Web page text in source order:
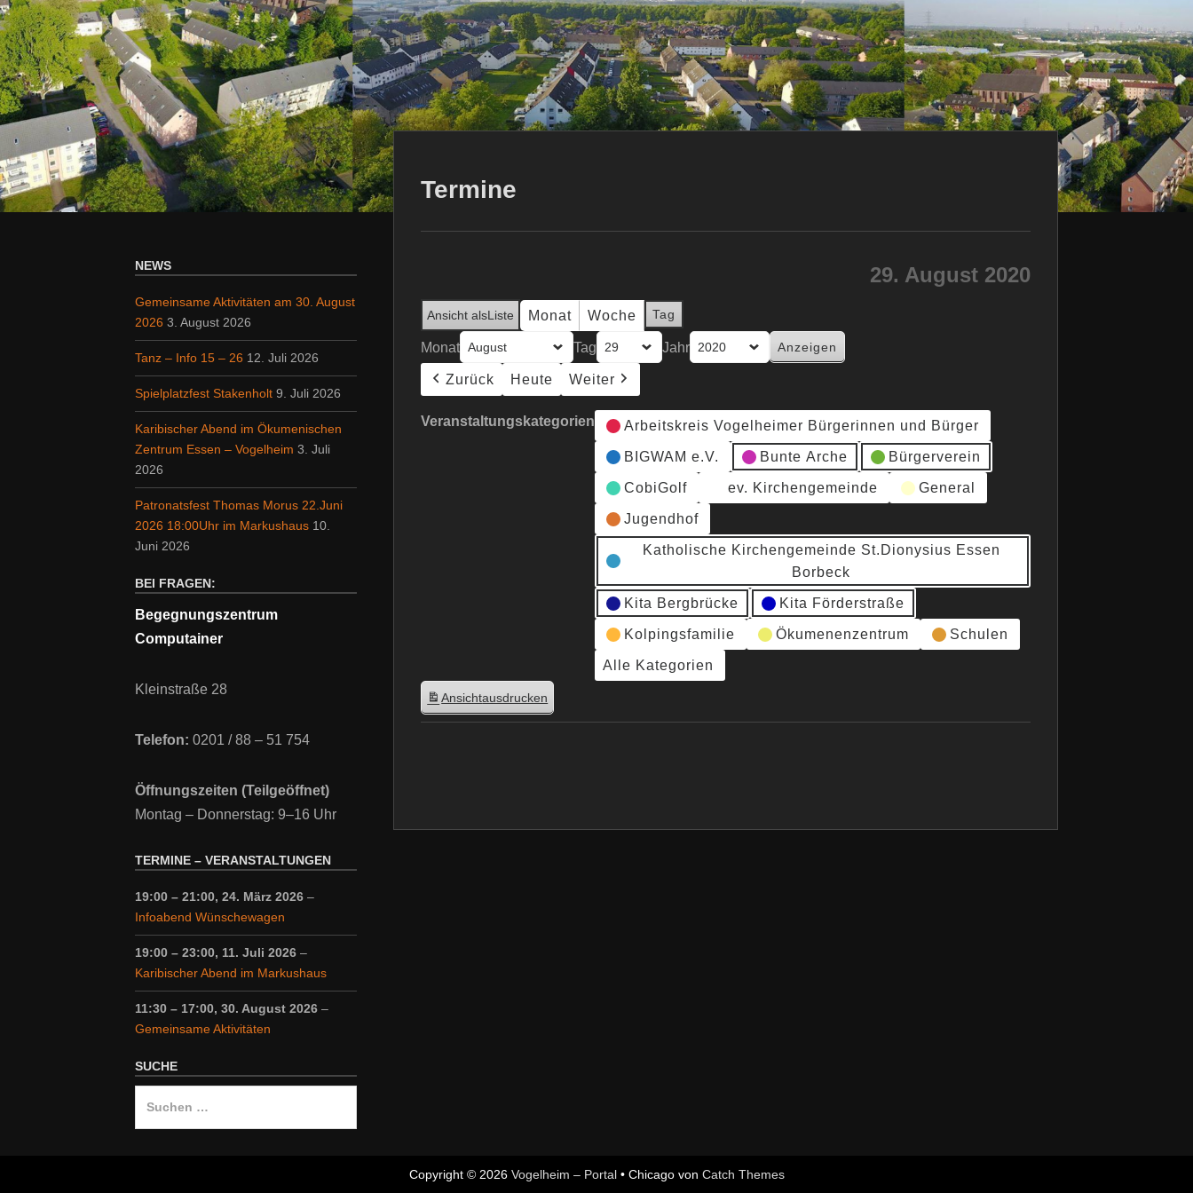
Termine
29. August 2020
Ansicht alsListe Monat Woche Tag
Monat Tag Jahr
Zurück Heute Weiter
Veranstaltungskategorien Arbeitskreis Vogelheimer Bürgerinnen und Bürger
BIGWAM e.V. Bunte Arche Bürgerverein
CobiGolf ev. Kirchengemeinde General
Jugendhof
Katholische Kirchengemeinde St.Dionysius Essen
Borbeck
Kita Bergbrücke Kita Förderstraße
Kolpingsfamilie Ökumenenzentrum Schulen
Alle Kategorien
Ansichtausdrucken
NEWS
Gemeinsame Aktivitäten am 30. August
2026 3. August 2026
Tanz – Info 15 – 26 12. Juli 2026
Spielplatzfest Stakenholt 9. Juli 2026
Karibischer Abend im Ökumenischen
Zentrum Essen – Vogelheim 3. Juli
2026
Patronatsfest Thomas Morus 22.Juni
2026 18:00Uhr im Markushaus 10.
Juni 2026
BEI FRAGEN:
Begegnungszentrum
Computainer
Kleinstraße 28
Telefon: 0201 / 88 – 51 754
Öffnungszeiten (Teilgeöffnet)
Montag – Donnerstag: 9–16 Uhr
TERMINE – VERANSTALTUNGEN
19:00 – 21:00, 24. März 2026 –
Infoabend Wünschewagen
19:00 – 23:00, 11. Juli 2026 –
Karibischer Abend im Markushaus
11:30 – 17:00, 30. August 2026 –
Gemeinsame Aktivitäten
SUCHE
Copyright © 2026 Vogelheim – Portal• Chicago von Catch Themes